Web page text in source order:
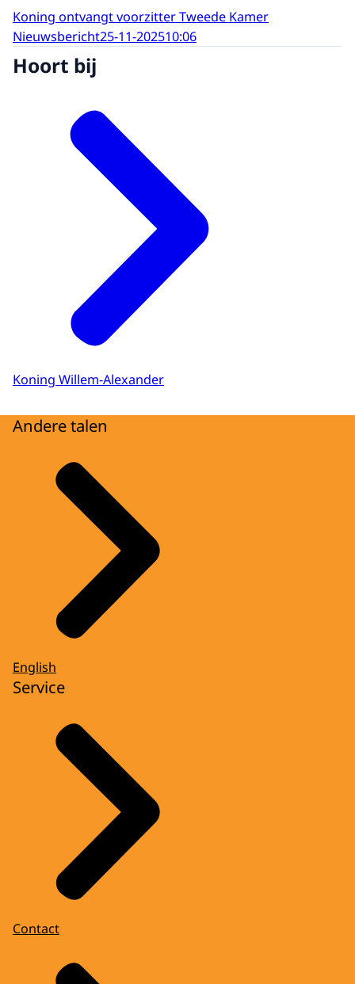
Koning ontvangt voorzitter Tweede Kamer
Nieuwsbericht25-11-202510:06
Hoort bij
Koning Willem-Alexander
Andere talen
English
Service
Contact